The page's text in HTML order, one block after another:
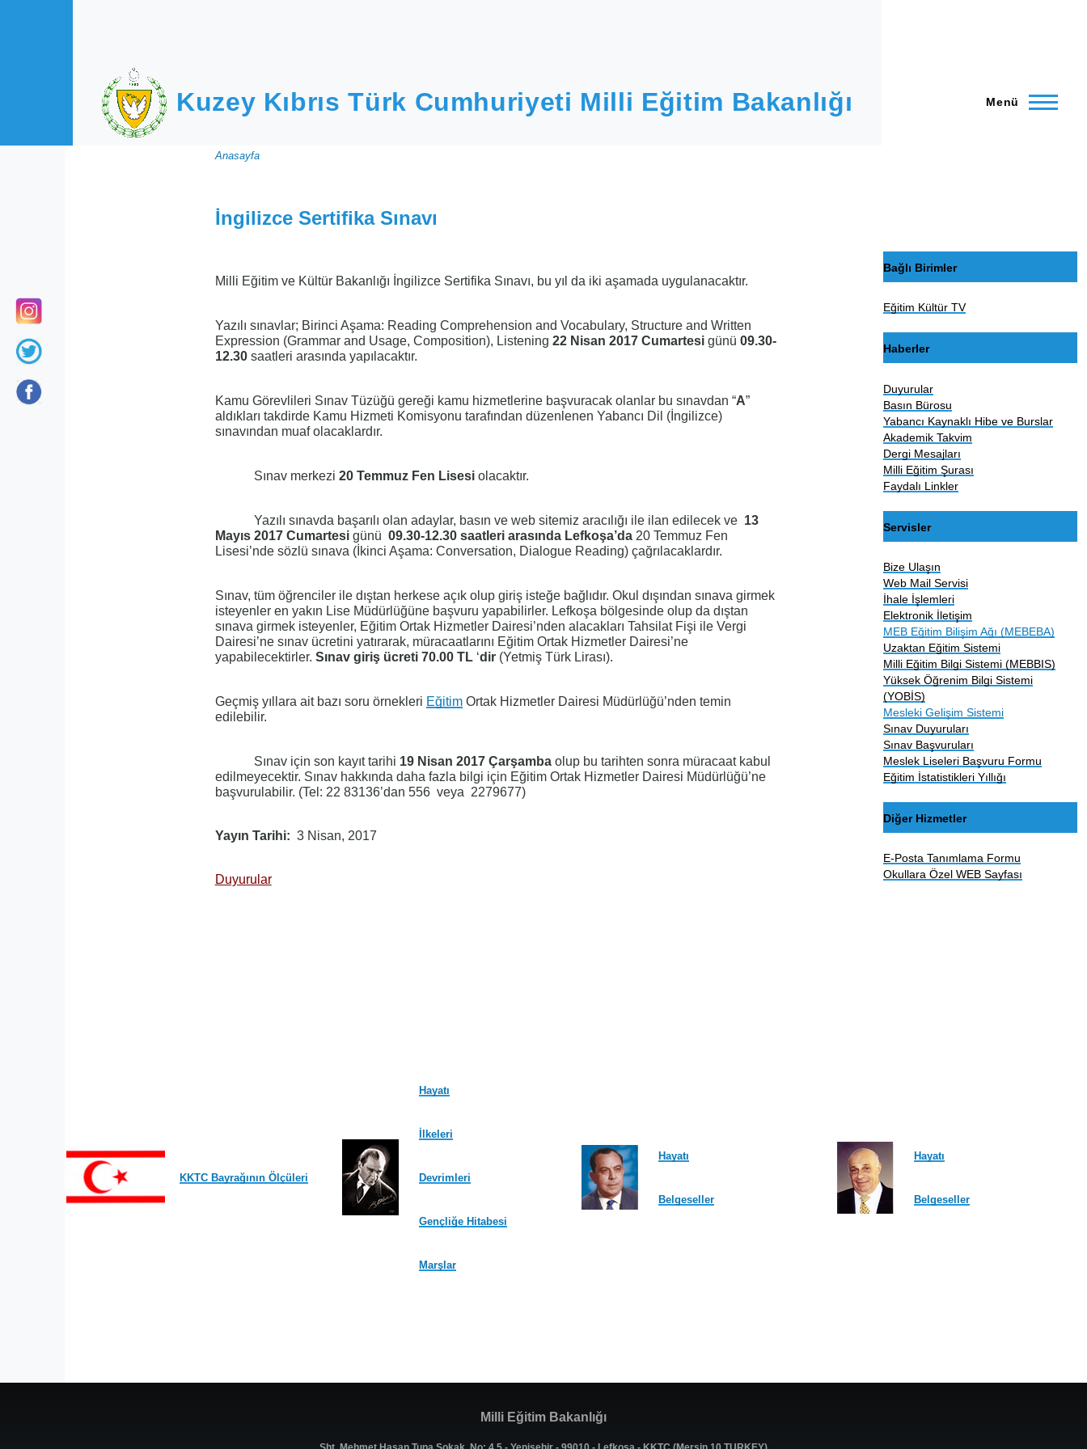
Kuzey Kıbrıs Türk Cumhuriyeti Milli Eğitim Bakanlığı Menü
Sayfa
yolu
Anasayfa
İngilizce Sertifika Sınavı
Milli Eğitim ve Kültür Bakanlığı İngilizce Sertifika Sınavı, bu yıl da iki aşamada uygulanacaktır.
Yazılı sınavlar; Birinci Aşama: Reading Comprehension and Vocabulary, Structure and Written
Expression (Grammar and Usage, Composition), Listening 22 Nisan 2017 Cumartesigünü 09.30-
12.30 saatleri arasında yapılacaktır.
Kamu Görevlileri Sınav Tüzüğü gereği kamu hizmetlerine başvuracak olanlar bu sınavdan “A”
aldıkları takdirde Kamu Hizmeti Komisyonu tarafından düzenlenen Yabancı Dil (İngilizce)
sınavından muaf olacaklardır.
Sınav merkezi 20 Temmuz Fen Lisesiolacaktır.
Yazılı sınavda başarılı olan adaylar, basın ve web sitemiz aracılığı ile ilan edilecek ve 13
Mayıs 2017 Cumartesigünü 09.30-12.30 saatleri arasında Lefkoşa’da 20 Temmuz Fen
Lisesi’nde sözlü sınava (İkinci Aşama: Conversation, Dialogue Reading) çağrılacaklardır.
Sınav, tüm öğrenciler ile dıştan herkese açık olup giriş isteğe bağlıdır. Okul dışından sınava girmek
isteyenler en yakın Lise Müdürlüğüne başvuru yapabilirler. Lefkoşa bölgesinde olup da dıştan
sınava girmek isteyenler, Eğitim Ortak Hizmetler Dairesi’nden alacakları Tahsilat Fişi ile Vergi
Dairesi’ne sınav ücretini yatırarak, müracaatlarını Eğitim Ortak Hizmetler Dairesi’ne
yapabilecektirler. Sınav giriş ücreti 70.00 TL‘dir(Yetmiş Türk Lirası).
Geçmiş yıllara ait bazı soru örnekleri EğitimOrtak Hizmetler Dairesi Müdürlüğü’nden temin
edilebilir.
Sınav için son kayıt tarihi 19 Nisan 2017 Çarşambaolup bu tarihten sonra müracaat kabul
edilmeyecektir. Sınav hakkında daha fazla bilgi için Eğitim Ortak Hizmetler Dairesi Müdürlüğü’ne
başvurulabilir. (Tel: 22 83136’dan 556 veya 2279677)
Yayın Tarihi 3 Nisan, 2017
Duyurular
Bağlı Birimler
Eğitim Kültür TV
Haberler
Duyurular
Basın Bürosu
Yabancı Kaynaklı Hibe ve Burslar
Akademik Takvim
Dergi Mesajları
Milli Eğitim Şurası
Faydalı Linkler
Servisler
Bize Ulaşın
Web Mail Servisi
İhale İşlemleri
Elektronik İletişim
MEB Eğitim Bilişim Ağı (MEBEBA)
Uzaktan Eğitim Sistemi
Milli Eğitim Bilgi Sistemi (MEBBIS)
Yüksek Öğrenim Bilgi Sistemi
(YOBİS)
Mesleki Gelişim Sistemi
Sınav Duyuruları
Sınav Başvuruları
Meslek Liseleri Başvuru Formu
Eğitim İstatistikleri Yıllığı
Diğer Hizmetler
E-Posta Tanımlama Formu
Okullara Özel WEB Sayfası
KKTC Bayrağının Ölçüleri
Hayatı
İlkeleri
Devrimleri
Gençliğe Hitabesi
Marşlar
Hayatı
Belgeseller
Hayatı
Belgeseller
Milli Eğitim Bakanlığı